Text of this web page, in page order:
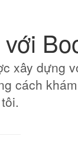
xây dựng
cách